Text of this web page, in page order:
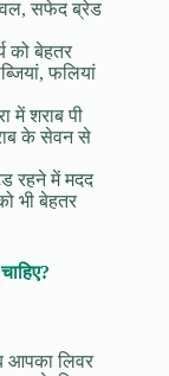
सफेद ब्रेड
को बेहतर
फलियां
में शराब पी
के सेवन से
रहने में मदद
भी बेहतर
आपका लिवर